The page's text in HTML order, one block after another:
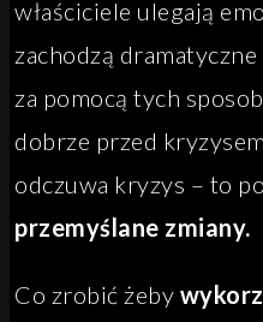
właściciele ulegają
zachodzą
za pomocą tych
dobrze przed
odczuwa kryzys – to
przemyślane zmiany.
Co zrobić żeby